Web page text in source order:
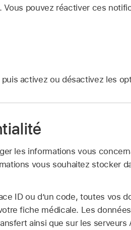
pouvez réactiver ces
activez ou désactivez les
les informations vous
vous souhaitez stocker
ID ou d’un code, toutes vos
fiche médicale. Les
ainsi que sur les serveurs